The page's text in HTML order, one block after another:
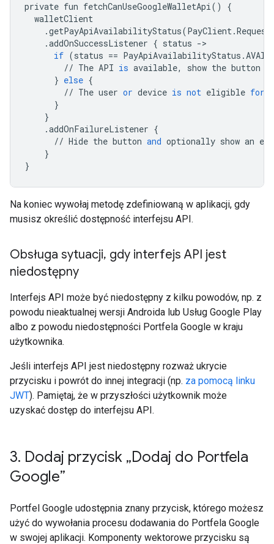
private fun fetchCanUseGoogleWalletApi()
{
walletClient
.getPayApiAvailabilityStatus(PayClient.
.addOnSuccessListener { status ->
if (status == PayApiAvailabilityStatus .
// The API is available, show the button
} else {
// The user or device is not eligible for
}
}
.addOnFailureListener {
// Hide the button and optionally show an
}
}
Na koniec wywołaj metodę zdefiniowaną w aplikacji, gdy
musisz określić dostępność interfejsu API.
Obsługa sytuacji, gdy interfejs API jest
niedostępny
Interfejs API może być niedostępny z kilku powodów, np. z
powodu nieaktualnej wersji Androida lub Usług Google Play
albo z powodu niedostępności Portfela Google w kraju
użytkownika.
Jeśli interfejs API jest niedostępny rozważ ukrycie
przycisku i powrót do innej integracji (np. za pomocą linku
JWT). Pamiętaj, że w przyszłości użytkownik może
uzyskać dostęp do interfejsu API.
3. Dodaj przycisk „Dodaj do Portfela
Google”
Portfel Google udostępnia znany przycisk, którego możesz
użyć do wywołania procesu dodawania do Portfela Google
w swojej aplikacji. Komponenty wektorowe przycisku są